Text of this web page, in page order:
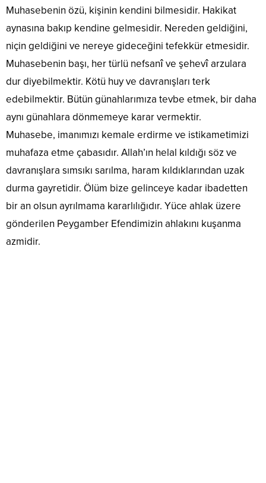
Muhasebenin özü, kişinin kendini bilmesidir. Hakikat
aynasına bakıp kendine gelmesidir. Nereden geldiğini,
niçin geldiğini ve nereye gideceğini tefekkür etmesidir.
Muhasebenin başı, her türlü nefsanî ve şehevî arzulara
dur diyebilmektir. Kötü huy ve davranışları terk
edebilmektir. Bütün günahlarımıza tevbe etmek, bir daha
aynı günahlara dönmemeye karar vermektir.
Muhasebe, imanımızı kemale erdirme ve istikametimizi
muhafaza etme çabasıdır. Allah’ın helal kıldığı söz ve
davranışlara sımsıkı sarılma, haram kıldıklarından uzak
durma gayretidir. Ölüm bize gelinceye kadar ibadetten
bir an olsun ayrılmama kararlılığıdır. Yüce ahlak üzere
gönderilen Peygamber Efendimizin ahlakını kuşanma
azmidir.